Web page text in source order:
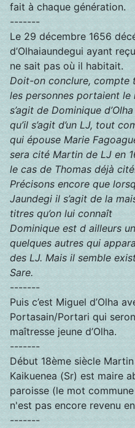
fait à chaque génération.
-------
Le 29 décembre 1656
d’Olhaiaundegui ayant
ne sait pas où il habitait.
Doit-on conclure, compte
les personnes portaient le
s’agit de Dominique
qu’il s’agit d’un LJ, tout
qui épouse Marie
sera cité Martin de LJ en
le cas de Thomas déjà
Précisons encore que
Jaundegi il s’agit de la
titres qu’on lui connaît
Dominique est d ailleurs
quelques autres qui
des LJ. Mais il semble
Sare.
-------
Puis c’est Miguel d’Olha
Portasain/Portari qui
maîtresse jeune d’Olha.
-------
Début 18ème siècle
Kaikuenea (Sr) est maire
paroisse (le mot
n'est pas encore revenu
-------